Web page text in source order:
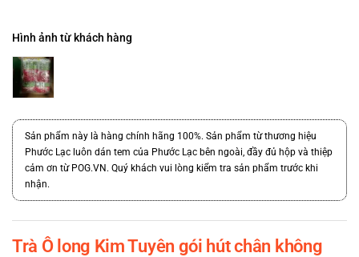
Hình ảnh từ khách hàng
Sản phẩm này là hàng chính hãng 100%. Sản phẩm từ thương hiệu
Phước Lạc luôn dán tem của Phước Lạc bên ngoài, đầy đủ hộp và thiệp
cảm ơn từ POG.VN. Quý khách vui lòng kiểm tra sản phẩm trước khi
nhận.
Trà Ô long Kim Tuyên gói hút chân không